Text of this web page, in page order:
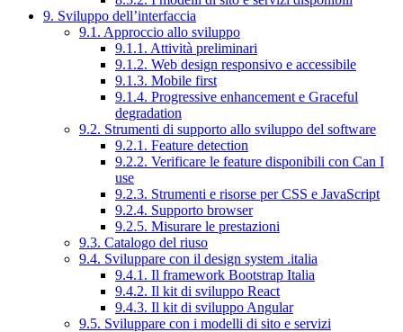
9. Sviluppo dell’interfaccia
9.1. Approccio allo sviluppo
9.1.1. Attività preliminari
9.1.2. Web design responsivo e accessibile
9.1.3. Mobile first
9.1.4. Progressive enhancement e Graceful
degradation
9.2. Strumenti di supporto allo sviluppo del software
9.2.1. Feature detection
9.2.2. Verificare le feature disponibili con Can I
use
9.2.3. Strumenti e risorse per CSS e JavaScript
9.2.4. Supporto browser
9.2.5. Misurare le prestazioni
9.3. Catalogo del riuso
9.4. Sviluppare con il design system .italia
9.4.1. Il framework Bootstrap Italia
9.4.2. Il kit di sviluppo React
9.4.3. Il kit di sviluppo Angular
9.5. Sviluppare con i modelli di sito e servizi